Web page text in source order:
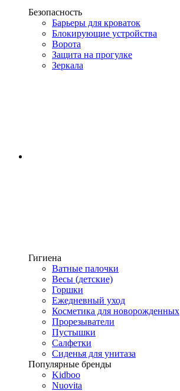
Безопасность
Барьеры для кроваток
Блокирующие устройства
Ворота
Защита на прогулке
Зеркала
Гигиена
Ватные палочки
Весы (детские)
Горшки
Ежедневный уход
Косметика для новорожденных
Прорезыватели
Пустышки
Салфетки
Сиденья для унитаза
Популярные бренды
Kidboo
Nuovita